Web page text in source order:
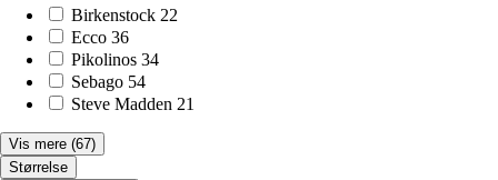
Birkenstock 22
Ecco 36
Pikolinos 34
Sebago 54
Steve Madden 21
Vis mere (67)
Størrelse